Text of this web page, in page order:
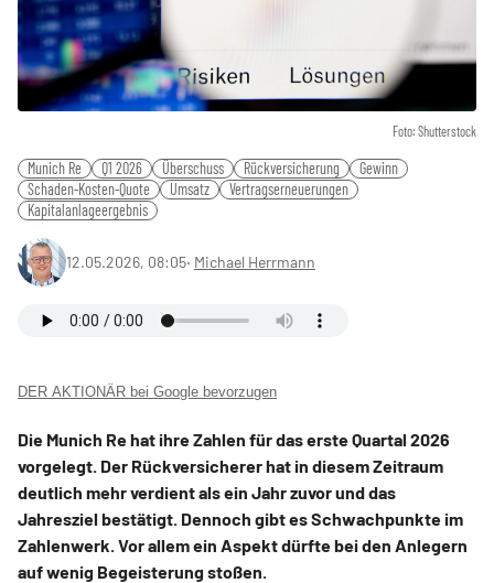
Foto: Shutterstock
Munich Re Q1 2026 Überschuss Rückversicherung
Gewinn
Schaden-Kosten-Quote
Umsatz
Vertragserneuerungen
Kapitalanlageergebnis
12.05.2026, 08:05‧ Michael Herrmann
DER AKTIONÄR bei Google bevorzugen
Die Munich Re hat ihre Zahlen für das erste Quartal 2026
vorgelegt. Der Rückversicherer hat in diesem Zeitraum
deutlich mehr verdient als ein Jahr zuvor und das
Jahresziel bestätigt. Dennoch gibt es Schwachpunkte im
Zahlenwerk. Vor allem ein Aspekt dürfte bei den Anlegern
auf wenig Begeisterung stoßen.